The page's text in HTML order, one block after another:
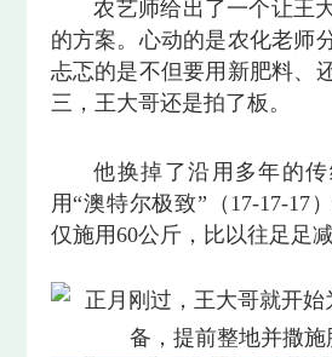
农艺师给出了一个让王
的方案。心动的是农化老师
忐忑的是不但要用新肥料、
三，王大哥还是拍了板。
他换掉了沿用多年的
用“澳特尔极致”（17-17-17
仅施用60公斤，比以往足足减